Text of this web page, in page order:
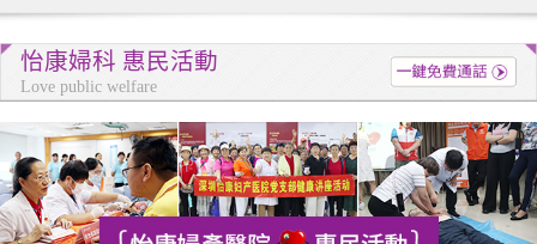
怡康婦科 惠民活動
Love public welfare